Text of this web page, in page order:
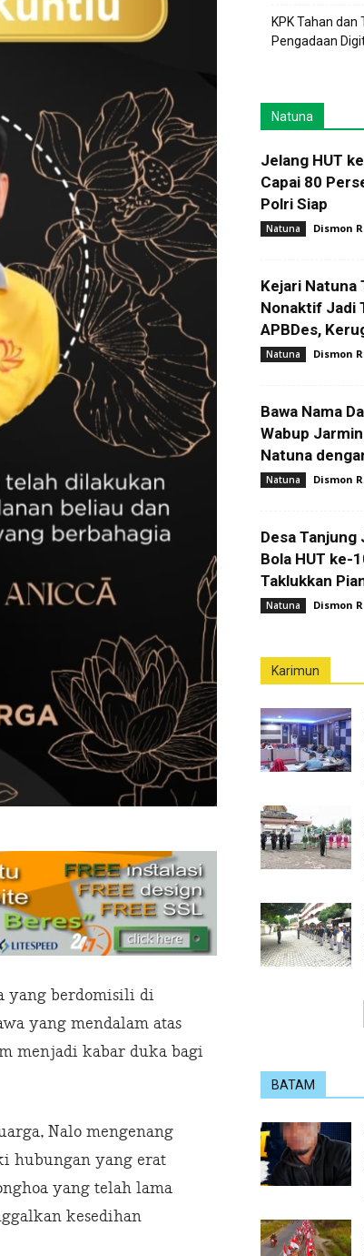
yang berdomisili di
yang mendalam atas
menjadi kabar duka bagi
Nalo mengenang
hubungan yang erat
yang telah lama
kesedihan
KPK Tahan
Pengadaan
Natuna
Jelang HUT
Capai 80
Polri Siap
Natuna Dismon
Kejari Natuna
Nonaktif Jadi
APBDes,
Natuna Dismon
Bawa Nama
Wabup
Natuna
Natuna Dismon
Desa Tanjung
Bola HUT ke-
Taklukkan
Natuna Dismon
Karimun
BATAM